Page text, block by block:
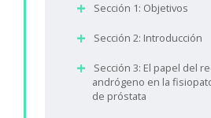
Sección 1: Objetivos
Sección 2: Introducción
Sección 3: El papel del
andrógeno en la
de próstata